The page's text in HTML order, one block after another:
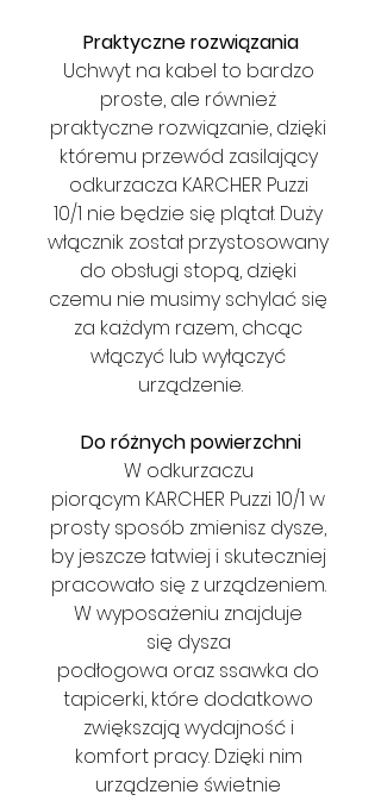
Praktyczne rozwiązania
Uchwyt na kabel to bardzo
proste, ale również
praktyczne rozwiązanie, dzięki
któremu przewód zasilający
odkurzacza KARCHER Puzzi
10/1 nie będzie się plątał. Duży
włącznik został przystosowany
do obsługi stopą, dzięki
czemu nie musimy schylać się
za każdym razem, chcąc
włączyć lub wyłączyć
urządzenie.
Do różnych powierzchni
W odkurzaczu
piorącym KARCHER Puzzi 10/1 w
prosty sposób zmienisz dysze,
by jeszcze łatwiej i skuteczniej
pracowało się z urządzeniem.
W wyposażeniu znajduje
się dysza
podłogowa oraz ssawka do
tapicerki, które dodatkowo
zwiększają wydajność i
komfort pracy. Dzięki nim
urządzenie świetnie